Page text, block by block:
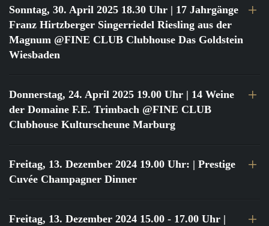
Sonntag, 30. April 2025 18.30 Uhr | 17 Jahrgänge
Franz Hirtzberger Singerriedel Riesling aus der
Magnum @FINE CLUB Clubhouse Das Goldstein
Wiesbaden
Donnerstag, 24. April 2025 19.00 Uhr | 14 Weine
der Domaine F.E. Trimbach @FINE CLUB
Clubhouse Kulturscheune Marburg
Freitag, 13. Dezember 2024 19.00 Uhr: | Prestige
Cuvée Champagner Dinner
Freitag, 13. Dezember 2024 15.00 - 17.00 Uhr |